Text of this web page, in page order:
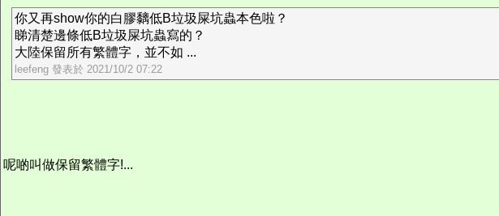
你又再show你的白膠黐低B垃圾屎坑蟲本色啦？
睇清楚邊條低B垃圾屎坑蟲寫的？
大陸保留所有繁體字，並不如 ...
leefeng 發表於 2021/10/2 07:22
呢啲叫做保留繁體字!...